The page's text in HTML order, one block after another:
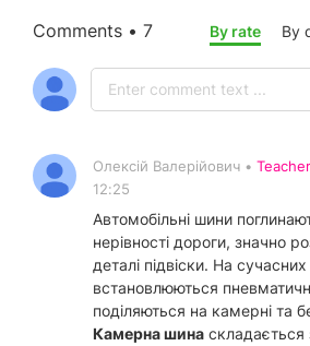
Comments • 7 By rate By
Олексій Валерійович • Teacher
12:25
Автомобільні шини
нерівності дороги, значно
деталі підвіски. На
встановлюються
поділяються на камерні та
Камерна шина